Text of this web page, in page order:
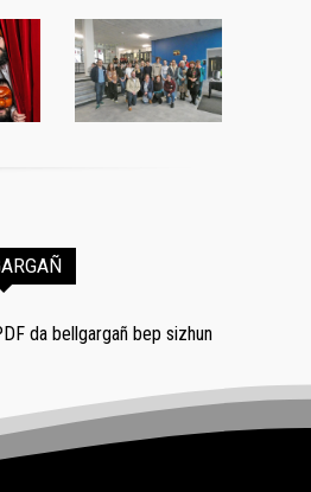
da bellgargañ bep sizhun